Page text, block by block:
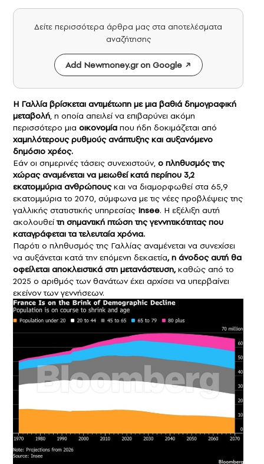
Δείτε περισσότερα άρθρα μας στα αποτελέσματα
αναζήτησης
Add Newmoney.gr on Google
Η Γαλλία βρίσκεται αντιμέτωπη με μια βαθιά δημογραφική
μεταβολή, η οποία απειλεί να επιβαρύνει ακόμη
περισσότερο μια οικονομία που ήδη δοκιμάζεται από
χαμηλότερους ρυθμούς ανάπτυξης και αυξανόμενο
δημόσιο χρέος.
Εάν οι σημερινές τάσεις συνεχιστούν, ο πληθυσμός της
χώρας αναμένεται να μειωθεί κατά περίπου 3,2
εκατομμύρια ανθρώπουςκαι να διαμορφωθεί στα 65,9
εκατομμύρια το 2070, σύμφωνα με τις νέες προβλέψεις της
γαλλικής στατιστικής υπηρεσίας Insee. Η εξέλιξη αυτή
ακολουθείτη σημαντική πτώση της γεννητικότητας που
καταγράφεται τα τελευταία χρόνια.
Παρότι ο πληθυσμός της Γαλλίας αναμένεται να συνεχίσει
να αυξάνεται κατά την επόμενη δεκαετία, η άνοδος αυτή θα
οφείλεται αποκλειστικά στη μετανάστευση,καθώς από το
2025 ο αριθμός των θανάτων έχει αρχίσει να υπερβαίνει
εκείνον των γεννήσεων.